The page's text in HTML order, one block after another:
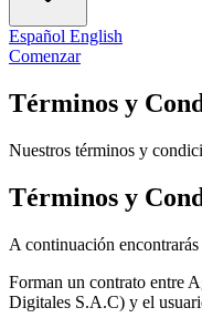
Español English
Comenzar
Términos y
Nuestros términos y
Términos y
A continuación
Forman un contrato entre
Digitales S.A.C) y el